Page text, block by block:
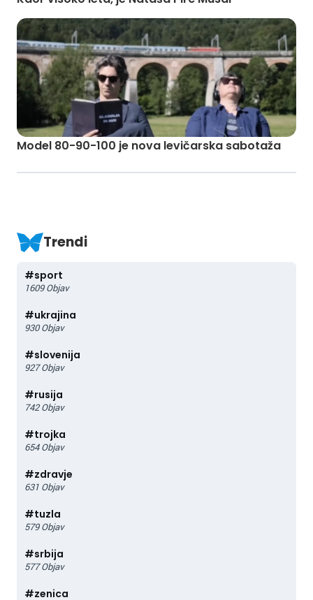
Model 80-90-100 je nova levičarska sabotaža
Trendi
#sport
1609 Objav
#ukrajina
930 Objav
#slovenija
927 Objav
#rusija
742 Objav
#trojka
654 Objav
#zdravje
631 Objav
#tuzla
579 Objav
#srbija
577 Objav
#zenica